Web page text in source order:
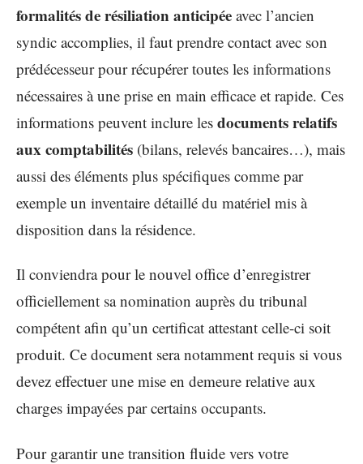
formalités de résiliation anticipée avec l’ancien
syndic accomplies, il faut prendre contact avec son
prédécesseur pour récupérer toutes les informations
nécessaires à une prise en main efficace et rapide. Ces
informations peuvent inclure les documents relatifs
aux comptabilités (bilans, relevés bancaires…), mais
aussi des éléments plus spécifiques comme par
exemple un inventaire détaillé du matériel mis à
disposition dans la résidence.
Il conviendra pour le nouvel office d’enregistrer
officiellement sa nomination auprès du tribunal
compétent afin qu’un certificat attestant celle-ci soit
produit. Ce document sera notamment requis si vous
devez effectuer une mise en demeure relative aux
charges impayées par certains occupants.
Pour garantir une transition fluide vers votre